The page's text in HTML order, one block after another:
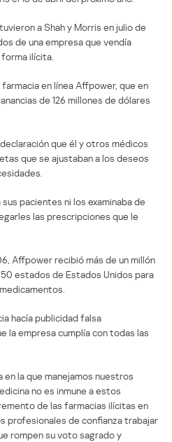
a Shah y Morris en julio de
de una empresa que vendía
ilícita.
en línea Affpower, que en
de 126 millones de dólares
que él y otros médicos
que se ajustaban a los deseos
pacientes ni los examinaba de
las prescripciones que le
Affpower recibió más de un millón
estados de Estados Unidos para
hacía publicidad falsa
la empresa cumplía con todas las
en la que manejamos nuestros
no es inmune a estos
de las farmacias ilícitas en
profesionales de confianza trabajar
rompen su voto sagrado y